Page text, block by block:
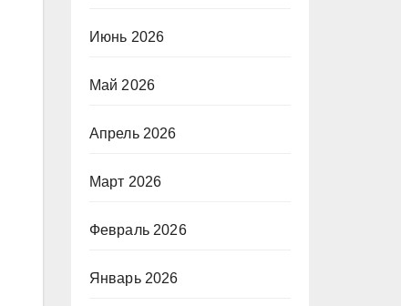
Июнь 2026
Май 2026
Апрель 2026
Март 2026
Февраль 2026
Январь 2026